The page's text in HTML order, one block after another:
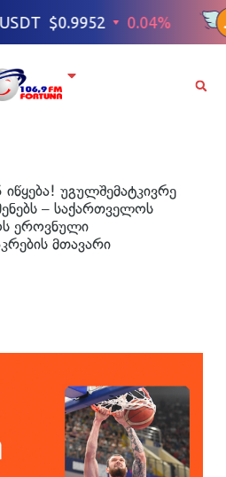
უგულშემატკივრე
– საქართველოს
ეროვნული
მთავარი